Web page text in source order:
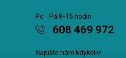
Po - Pá 8-15 hodin
608 469 972
Napište nám kdykoliv!